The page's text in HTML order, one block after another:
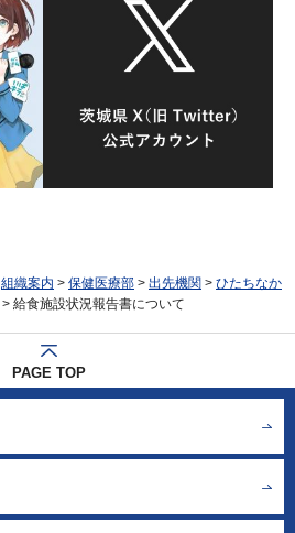
組織案内 > 保健医療部 > 出先機関 > ひたちなか
> 給食施設状況報告書について
PAGE TOP